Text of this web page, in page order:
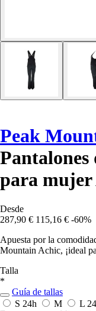
Peak
Pantalones
para mujer
Desde
287,90 € 115,16 € -60%
Apuesta por la
Mountain Achic, ¡ideal
Talla
*
Guía de tallas
S 24h M L